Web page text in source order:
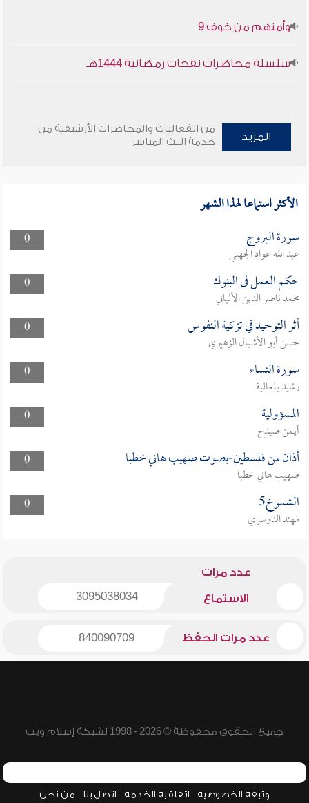
وأمنهم من خوف 9
سلسلة محاضرات نفحات رمضانية 1444هـ
المزيد
من الفعاليات والمحاضرات الأرشيفية من
خدمة البث المباشر
الأكثر استماعا لهذا الشهر
0 سورة البروج
عبد الله عواد الجهني
0
حكم العمل فى البنوك
محمد ناصر الدين الألباني
0
أثر التوحيد في تزكية النفوس
حسن أبو الأشبال الزهيري
0
سورة النساء
رشيد بلعالية
0
المسؤولية
أيمن صيدح
0
أذان من فلسطين-بصوت صهيب هاني خطبا
صهيب هاني خطبا
0
الشموخ5
مهند الدوسري
عدد مرات
الاستماع 3095038034
عدد مرات الحفظ 840090709
جميع الحقوق محفوظة © 2026 - 1998 لشبكة إسلام ويب
وثيقة الخصوصية اتفاقية الخدمة اتصل بنا من نحن